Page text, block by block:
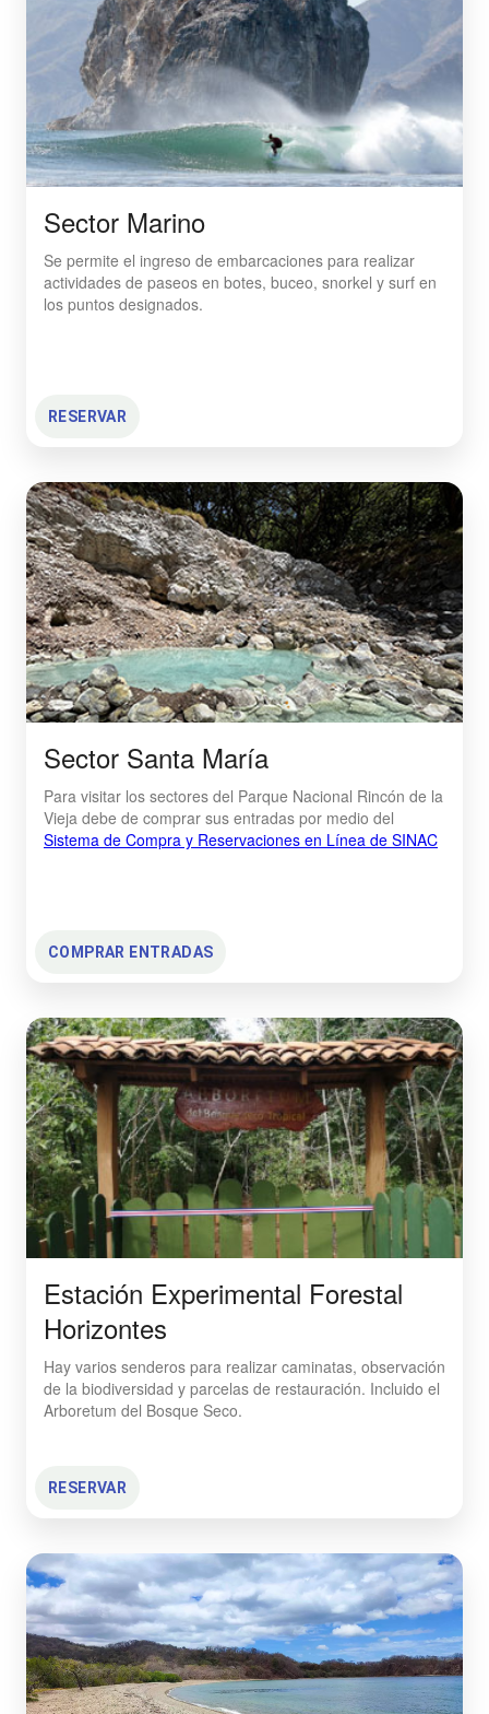
Sector Marino
Se permite el ingreso de embarcaciones para realizar
actividades de paseos en botes, buceo, snorkel y surf en
los puntos designados.
RESERVAR
Sector Santa María
Para visitar los sectores del Parque Nacional Rincón de la
Vieja debe de comprar sus entradas por medio del
Sistema de Compra y Reservaciones en Línea de SINAC
COMPRAR ENTRADAS
Estación Experimental Forestal
Horizontes
Hay varios senderos para realizar caminatas, observación
de la biodiversidad y parcelas de restauración. Incluido el
Arboretum del Bosque Seco.
RESERVAR